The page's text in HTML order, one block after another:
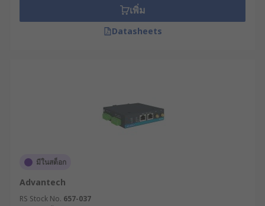
ซื้อแล้ว ควรพิจารณาต้นทุนการใช้งานตลอดอายุ
การใช้งาน (TCO) ซึ่งรวมถึงค่าบำรุงรักษา, การ
ยนต์ชั้นนำใช้เราเตอร์ 4G พร้อมระบบ VPN เพื่อ
อุตสาหกรรมเข้ากับระบบ MES (Manufacturing
Execution System) ทำให้สามารถติดตามและ
เพิ่ม
Datasheets
มีในสต็อก
Advantech
RS Stock No. 657-037